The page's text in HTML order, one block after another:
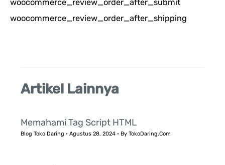
t
u
woocommerce_review_order_after_submit
woocommerce_review_order_after_shipping
Artikel Lainnya
Memahami Tag Script HTML
Blog Toko Daring •Agustus 28, 2024 • ByTokoDaring.Com